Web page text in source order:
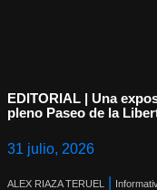
EDITORIAL | Una
pleno Paseo de la
31 julio, 2026
ALEX RIAZA TERUEL